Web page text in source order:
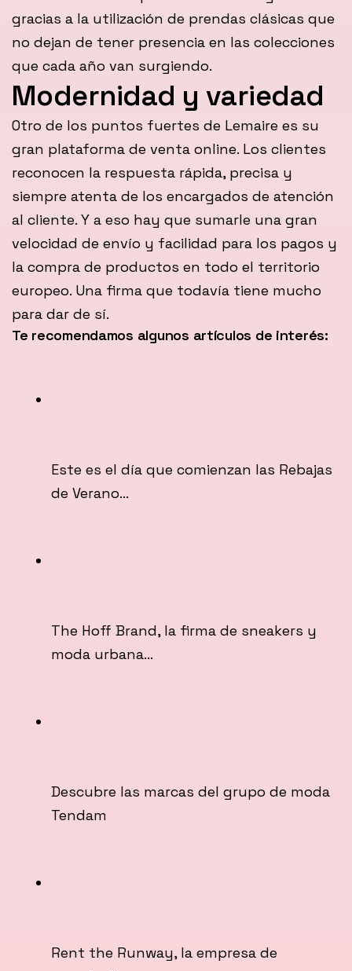
gracias a la utilización de prendas clásicas que
no dejan de tener presencia en las colecciones
que cada año van surgiendo.
Modernidad y variedad
Otro de los puntos fuertes de Lemaire es su
gran plataforma de venta online. Los clientes
reconocen la respuesta rápida, precisa y
siempre atenta de los encargados de atención
al cliente. Y a eso hay que sumarle una gran
velocidad de envío y facilidad para los pagos y
la compra de productos en todo el territorio
europeo. Una firma que todavía tiene mucho
para dar de sí.
Te recomendamos algunos artículos de interés:
Este es el día que comienzan las Rebajas
de Verano…
The Hoff Brand, la firma de sneakers y
moda urbana…
Descubre las marcas del grupo de moda
Tendam
Rent the Runway, la empresa de